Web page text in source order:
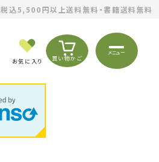
税込5,500円以上送料無料・書籍送料無料
お気に入り 買い物かご
メニュー